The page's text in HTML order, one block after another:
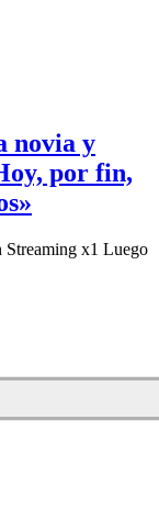
novia y
por fin,
x1 Luego